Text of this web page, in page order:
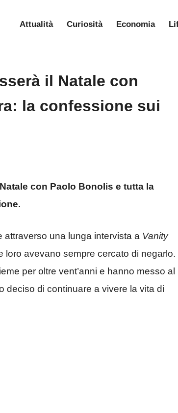
Attualità Curiosità Economia
il Natale con
la confessione sui
con Paolo Bonolis e tutta la
una lunga intervista a Vanity
loro avevano sempre cercato di negarlo.
per oltre vent’anni e hanno messo al
deciso di continuare a vivere la vita di